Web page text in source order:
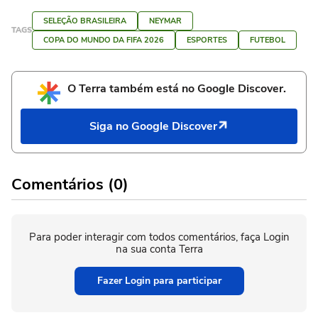
TAGS
SELEÇÃO BRASILEIRA
NEYMAR
COPA DO MUNDO DA FIFA 2026
ESPORTES FUTEBOL
O Terra também está no Google Discover.
Siga no Google Discover
Comentários (0)
Para poder interagir com todos comentários, faça Login
na sua conta Terra
Fazer Login para participar